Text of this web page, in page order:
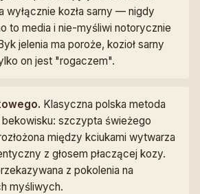
wyłącznie kozła sarny — nigdy
to media i nie-myśliwi notorycznie
jelenia ma poroże, kozioł sarny
on jest "rogaczem".
Klasyczna polska metoda
bekowisku: szczypta świeżego
między kciukami wytwarza
z głosem płaczącej kozy.
z pokolenia na
myśliwych.